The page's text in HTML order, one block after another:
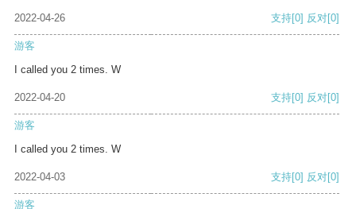
2022-04-26 支持[0] 反对[0]
游客
I called you 2 times. W
2022-04-20 支持[0] 反对[0]
游客
I called you 2 times. W
2022-04-03 支持[0] 反对[0]
游客